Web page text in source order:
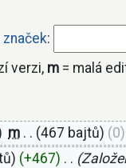
značek:
verzi, m = malá
m 467 bajtů 0
+467